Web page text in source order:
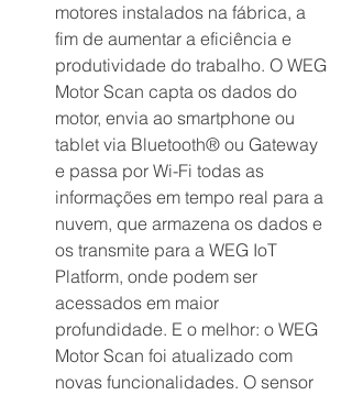
motores instalados na fábrica, a
fim de aumentar a eficiência e
produtividade do trabalho. O WEG
Motor Scan capta os dados do
motor, envia ao smartphone ou
tablet via Bluetooth® ou Gateway
e passa por Wi-Fi todas as
informações em tempo real para a
nuvem, que armazena os dados e
os transmite para a WEG IoT
Platform, onde podem ser
acessados em maior
profundidade. E o melhor: o WEG
Motor Scan foi atualizado com
novas funcionalidades. O sensor